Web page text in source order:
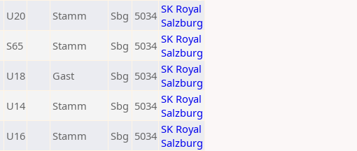
U20 Stamm Sbg 5034 SK Royal
Salzburg
S65 Stamm Sbg 5034 SK Royal
Salzburg
U18 Gast Sbg 5034 SK Royal
Salzburg
U14 Stamm Sbg 5034 SK Royal
Salzburg
U16 Stamm Sbg 5034 SK Royal
Salzburg